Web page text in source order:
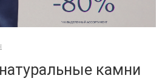
камни